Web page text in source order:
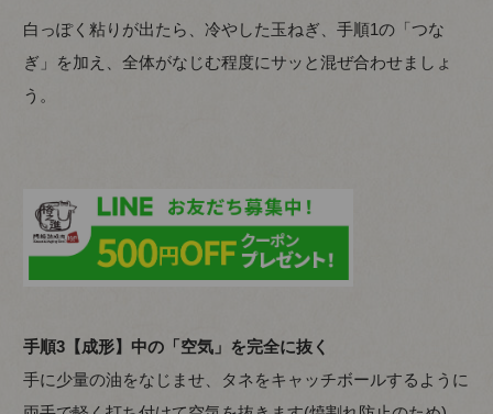
白っぽく粘りが出たら、冷やした玉ねぎ、手順1の「つな
ぎ」を加え、全体がなじむ程度にサッと混ぜ合わせましょ
う。
手順3【成形】中の「空気」を完全に抜く
手に少量の油をなじませ、タネをキャッチボールするように